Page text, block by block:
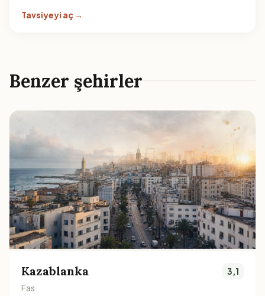
Tavsiyeyi aç →
Benzer şehirler
Kazablanka
Fas
3,1